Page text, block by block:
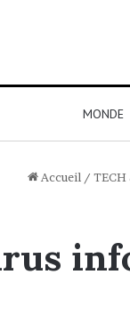
MONDE
Accueil / TECH